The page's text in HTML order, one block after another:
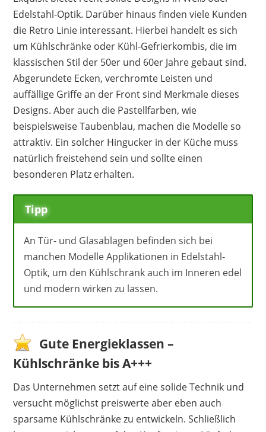
Edelstahl-Optik. Darüber hinaus finden viele Kunden
die Retro Linie interessant. Hierbei handelt es sich
um Kühlschränke oder Kühl-Gefrierkombis, die im
klassischen Stil der 50er und 60er Jahre gebaut sind.
Abgerundete Ecken, verchromte Leisten und
auffällige Griffe an der Front sind Merkmale dieses
Designs. Aber auch die Pastellfarben, wie
beispielsweise Taubenblau, machen die Modelle so
attraktiv. Ein solcher Hingucker in der Küche muss
natürlich freistehend sein und sollte einen
besonderen Platz erhalten.
Tipp
An Tür- und Glasablagen befinden sich bei
manchen Modelle Applikationen in Edelstahl-
Optik, um den Kühlschrank auch im Inneren edel
und modern wirken zu lassen.
Gute Energieklassen –
Kühlschränke bis A+++
Das Unternehmen setzt auf eine solide Technik und
versucht möglichst preiswerte aber eben auch
sparsame Kühlschränke zu entwickeln. Schließlich